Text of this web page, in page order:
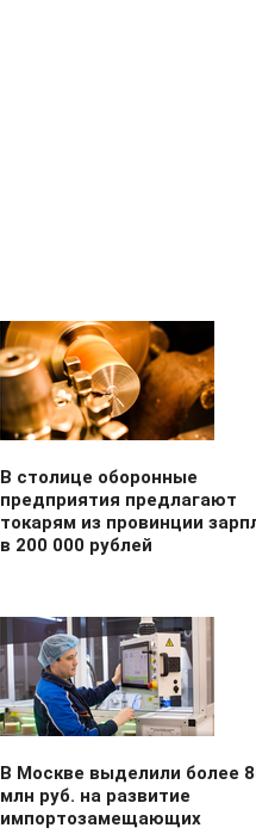
В столице оборонные
предприятия предлагают
токарям из провинции
в 200 000 рублей
В Москве выделили более
млн руб. на развитие
импортозамещающих